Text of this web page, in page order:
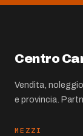
Centro
Vendita,
e provincia.
MEZZI